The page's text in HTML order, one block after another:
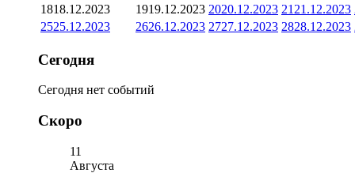
1818.12.2023 1919.12.2023 2020.12.2023 21 21.12.2023
2525.12.2023 2626.12.2023 2727.12.2023 2828.12.2023
Сегодня
Сегодня нет событий
Скоро
11
Августа